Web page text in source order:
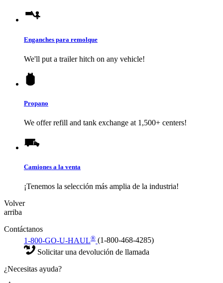
Enganches para remolque
We'll put a trailer hitch on any vehicle!
Propano
We offer refill and tank exchange at 1,500+ centers!
Camiones a la venta
¡Tenemos la selección más amplia de la industria!
Volver
arriba
Contáctanos
1-800-GO-U-HAUL® (1-800-468-4285)
Solicitar una devolución de llamada
¿Necesitas ayuda?